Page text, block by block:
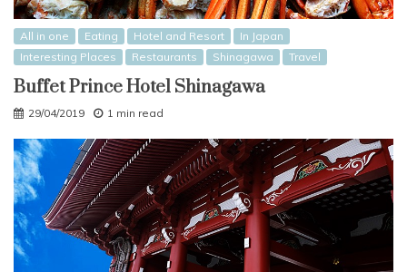
All in one Eating Hotel and Resort
In Japan
Interesting Places
Restaurants Shinagawa Travel
Buffet Prince Hotel Shinagawa
29/04/2019 1 min read